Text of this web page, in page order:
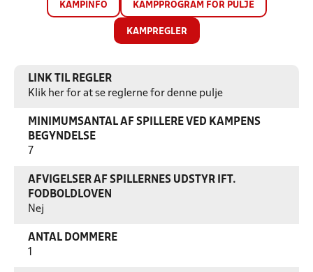
KAMPINFO KAMPPROGRAM FOR PULJE
KAMPREGLER
LINK TIL REGLER
Klik her for at se reglerne for denne pulje
MINIMUMSANTAL AF SPILLERE VED KAMPENS
BEGYNDELSE
7
AFVIGELSER AF SPILLERNES UDSTYR IFT.
FODBOLDLOVEN
Nej
ANTAL DOMMERE